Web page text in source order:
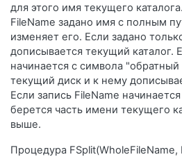
для этого имя текущего
FileName задано имя с полным
изменяет его. Если задано
дописывается текущий каталог.
начинается с символа
текущий диск и к нему
Если запись FileName
берется часть имени текущего
выше.
Процедура FSplit(WholeFileName,